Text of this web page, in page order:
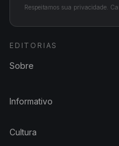
Respeitamos sua privacidade.
EDITORIAS
Sobre
Informativo
Cultura